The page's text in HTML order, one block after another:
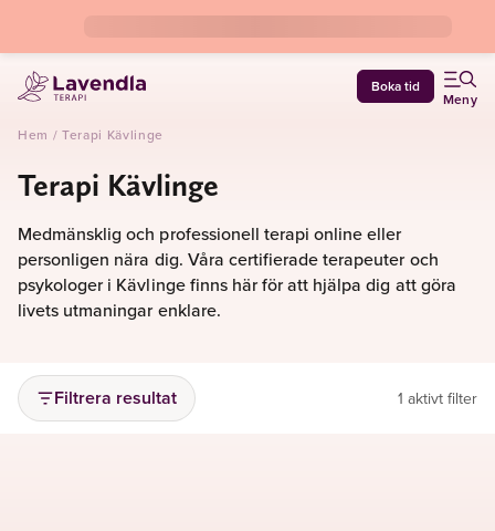
Boka tid
Meny
Hem / Terapi Kävlinge
Terapi Kävlinge
Medmänsklig och professionell terapi online eller
personligen nära dig. Våra certifierade terapeuter och
psykologer i Kävlinge finns här för att hjälpa dig att göra
livets utmaningar enklare.
Filtrera resultat 1 aktivt filter